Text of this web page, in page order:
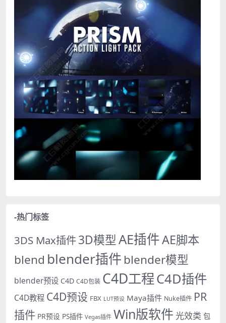
-热门标签
3DS Max插件3D模型AE插件AE脚本
blend blender插件 blender模型
blender预设 C4D C4D包装 C4D工程C4D插件
C4D教程 C4D预设 FBX LUT预设 Maya插件 Nuke插件 PR
插件 PR预设 PS插件 Vegas插件 Win版软件 光效类 包